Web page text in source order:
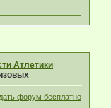
Атлетики
форум бесплатно